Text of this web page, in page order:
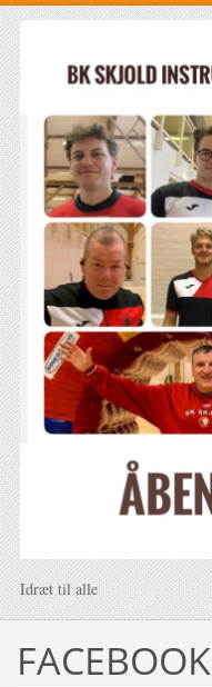
Idræt til alle
FACEBOOK